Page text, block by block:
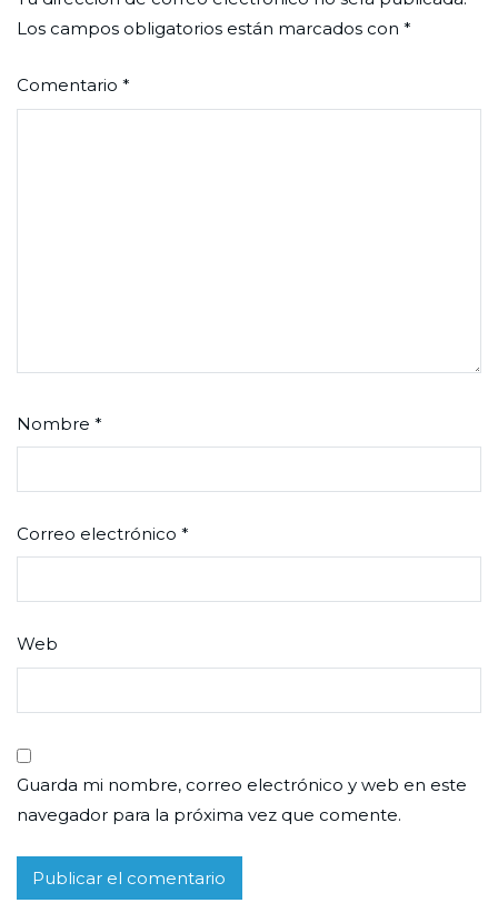
Los campos obligatorios están marcados con *
Comentario *
Nombre *
Correo electrónico *
Web
Guarda mi nombre, correo electrónico y web en este
navegador para la próxima vez que comente.